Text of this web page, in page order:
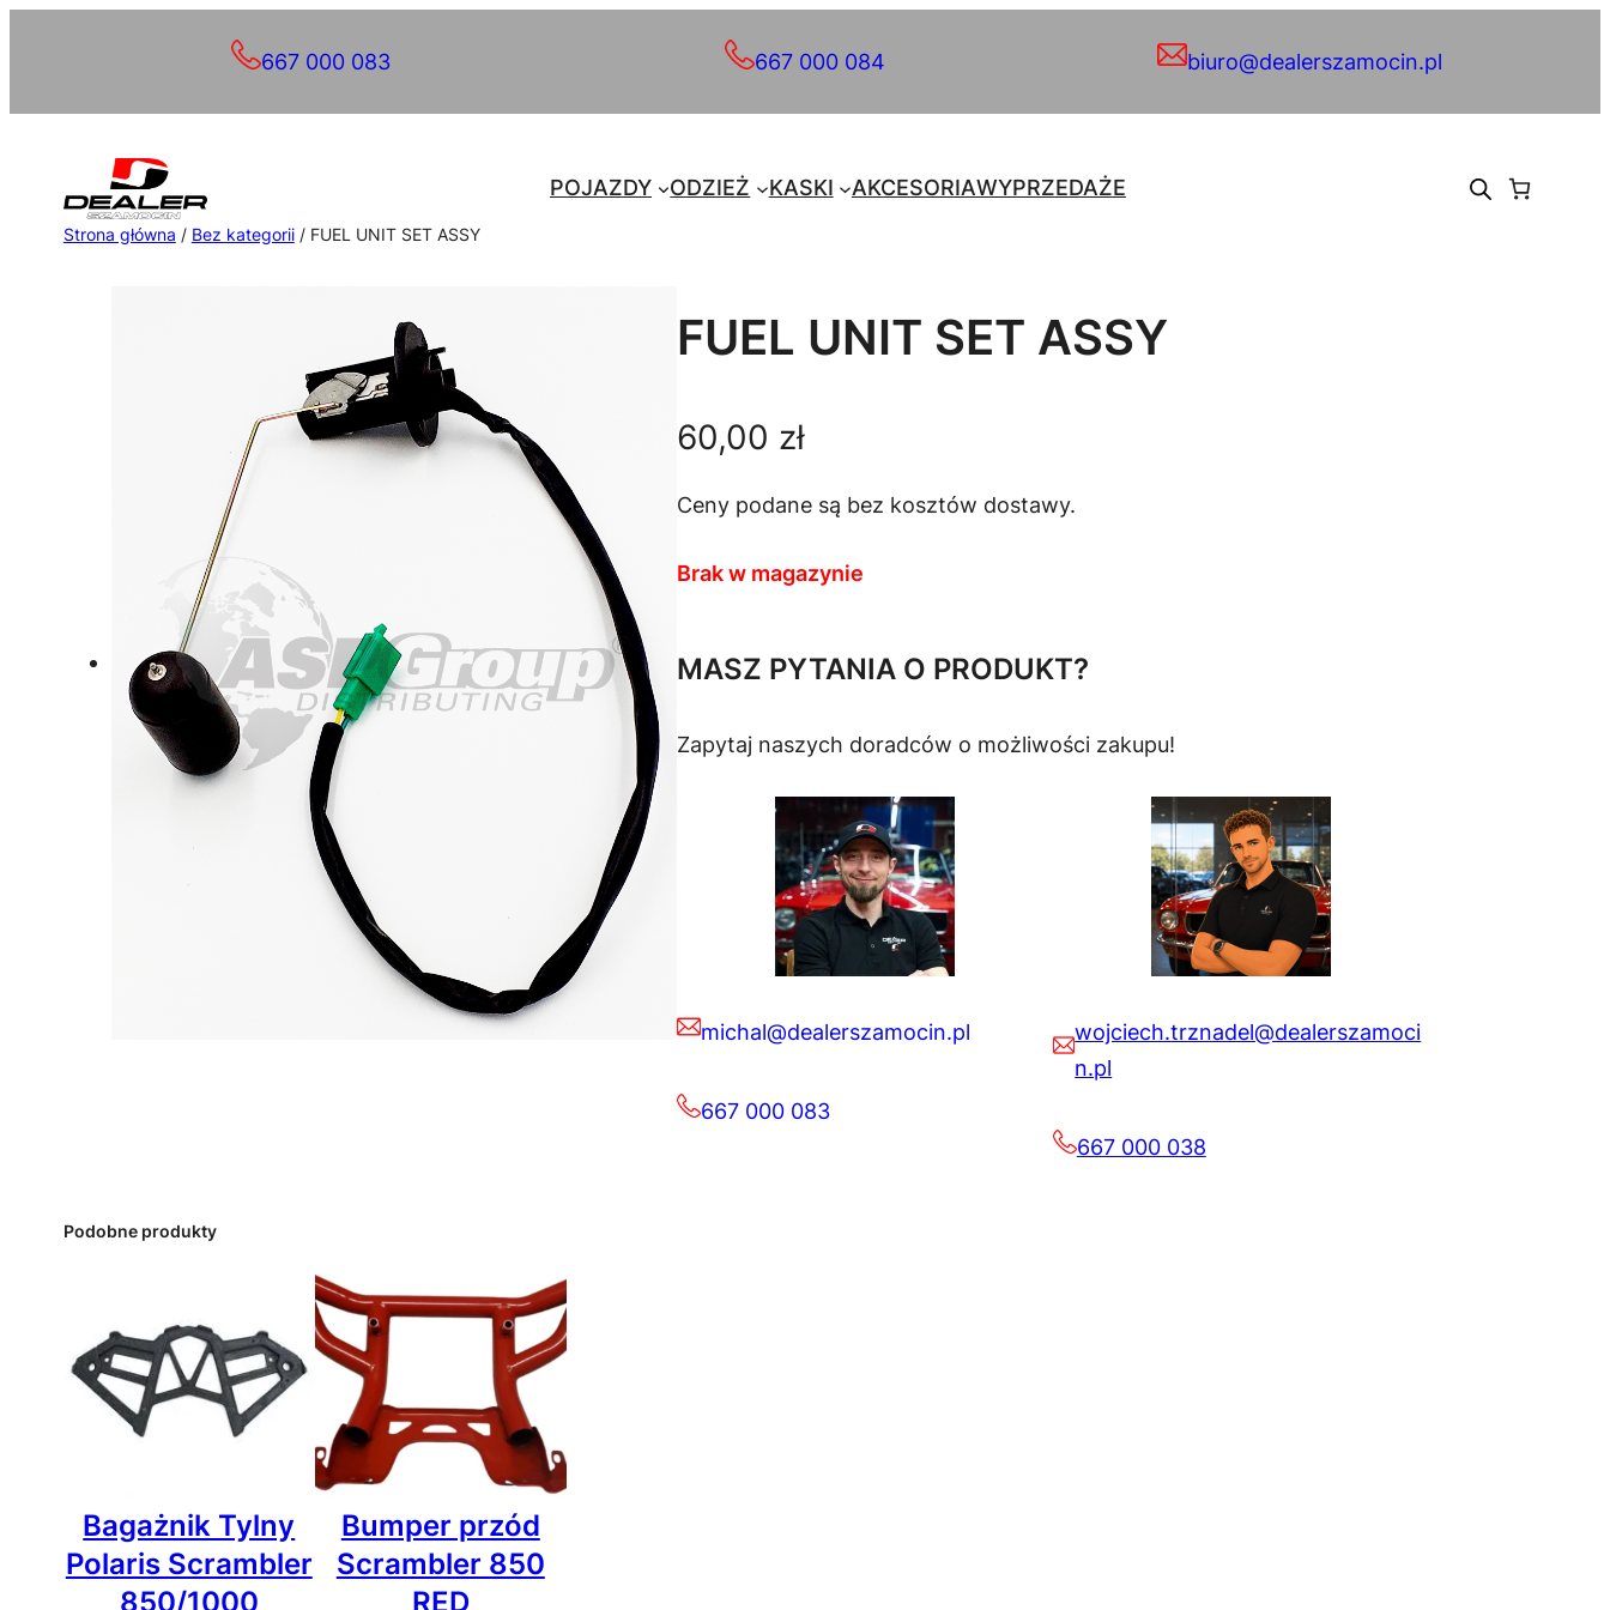
667 000 083 667 000 084 biuro@dealerszamocin.pl
POJAZDY ODZIEŻ KASKI AKCESORIAWYPRZEDAŻE
Strona główna / Bez kategorii/ FUEL UNIT SET ASSY
FUEL UNIT SET ASSY
60,00 zł
Ceny podane są bez kosztów dostawy.
Brak w magazynie
MASZ PYTANIA O PRODUKT?
Zapytaj naszych doradców o możliwości zakupu!
michal@dealerszamocin.pl
667 000 083
wojciech.trznadel@dealerszamoci
n.pl
667 000 038
Podobne produkty
Bagażnik Tylny
Polaris Scrambler
850/1000
Bumper przód
Scrambler 850
RED